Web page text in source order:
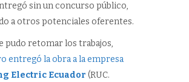
sin un concurso público,
a otros potenciales oferentes.
pudo retomar los trabajos,
entregó la obra a la empresa
Electric Ecuador (RUC.